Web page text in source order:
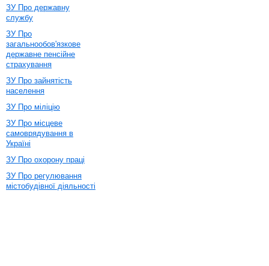
ЗУ Про державну
службу
ЗУ Про
загальнообов'язкове
державне пенсійне
страхування
ЗУ Про зайнятість
населення
ЗУ Про міліцію
ЗУ Про місцеве
самоврядування в
Україні
ЗУ Про охорону праці
ЗУ Про регулювання
містобудівної діяльності